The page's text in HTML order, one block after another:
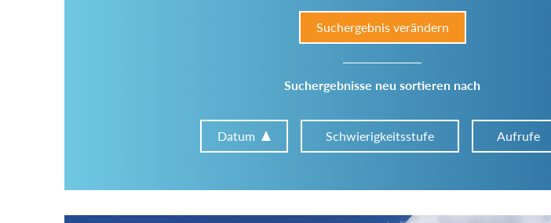
Suchergebnis verändern
Suchergebnisse neu sortieren nach
Datum Schwierigkeitsstufe Aufrufe